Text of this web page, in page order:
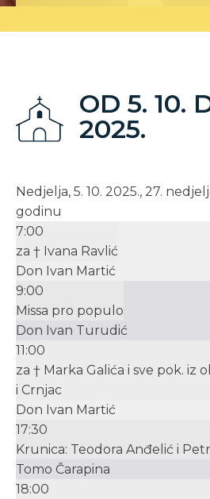
OD 5. 10.
2025.
Nedjelja, 5. 10. 2025., 27.
godinu
7:00
za † Ivana Ravlić
Don Ivan Martić
9:00
Missa pro populo
Don Ivan Turudić
11:00
za † Marka Galića i sve pok. iz
i Crnjac
Don Ivan Martić
17:30
Krunica: Teodora Anđelić i
Tomo Čarapina
18:00